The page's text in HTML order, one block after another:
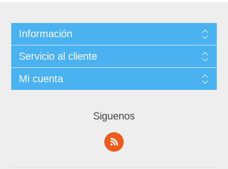
Información
Servicio al cliente
Mi cuenta
Siguenos